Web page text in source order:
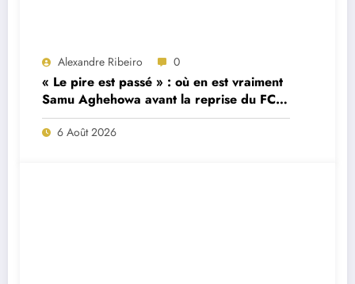
Alexandre Ribeiro 0
« Le pire est passé » : où en est vraiment
Samu Aghehowa avant la reprise du FC
Porto ?
6 Août 2026